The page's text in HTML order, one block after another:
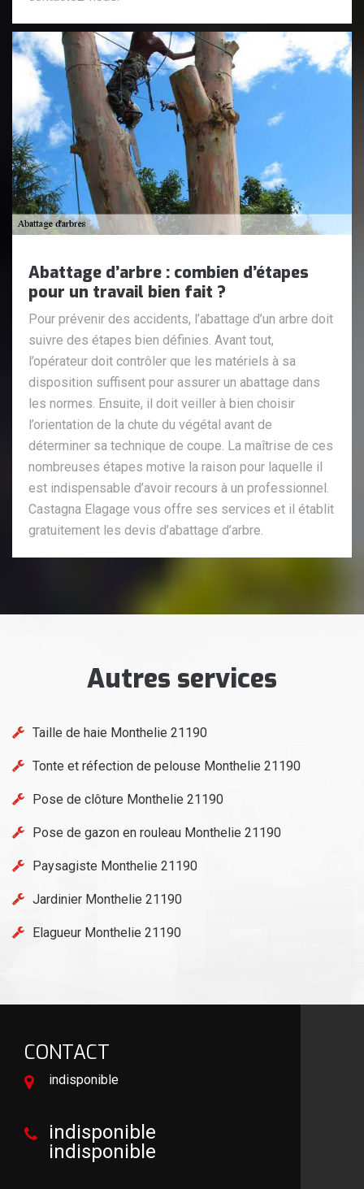
Abattage d’arbre : combien d’étapes
pour un travail bien fait ?
Pour prévenir des accidents, l’abattage d’un arbre doit
suivre des étapes bien définies. Avant tout,
l’opérateur doit contrôler que les matériels à sa
disposition suffisent pour assurer un abattage dans
les normes. Ensuite, il doit veiller à bien choisir
l’orientation de la chute du végétal avant de
déterminer sa technique de coupe. La maîtrise de ces
nombreuses étapes motive la raison pour laquelle il
est indispensable d’avoir recours à un professionnel.
Castagna Elagage vous offre ses services et il établit
gratuitement les devis d’abattage d’arbre.
Autres services
Taille de haie Monthelie 21190
Tonte et réfection de pelouse Monthelie 21190
Pose de clôture Monthelie 21190
Pose de gazon en rouleau Monthelie 21190
Paysagiste Monthelie 21190
Jardinier Monthelie 21190
Elagueur Monthelie 21190
CONTACT
indisponible
indisponible
indisponible